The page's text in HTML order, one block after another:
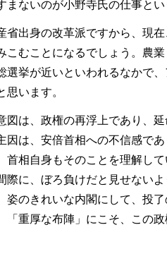
まないのが小野寺氏の仕事とい
省出身の改革派ですから、現
こむことになるでしょう。農
選挙が近いといわれるなかで
思います。
図は、政権の再浮上であり、
因は、安倍首相への不信感で
首相自身もそのことを理解し
際に、ぼろ負けだと見せない
姿のきれいな内閣にして、投
「重厚な布陣」にこそ、この